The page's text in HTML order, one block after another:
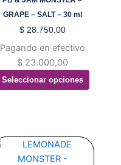
GRAPE – SALT – 30 ml
$28.750,00
Pagando en efectivo
$23.000,00
Seleccionar opciones
se
pueden
en
la
página
Este
producto